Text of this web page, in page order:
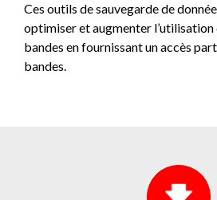
Ces outils de sauvegarde de
optimiser et augmenter
bandes en fournissant un accès
bandes.